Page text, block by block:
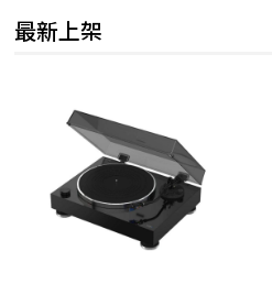
最新上架